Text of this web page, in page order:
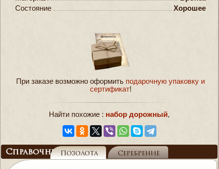
Состояние
Хорошее
При заказе возможно оформить подарочную упаковку и
сертификат!
Найти похожие : набор дорожный,
СправочникПозолота Серебрение